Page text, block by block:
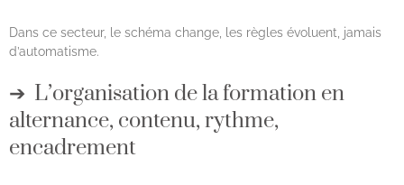
Dans ce secteur, le schéma change, les règles évoluent, jamais
d’automatisme.
L’organisation de la formation en
alternance, contenu, rythme,
encadrement